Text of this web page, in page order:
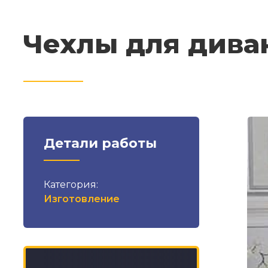
Чехлы для
Детали работы
Категория:
Изготовление